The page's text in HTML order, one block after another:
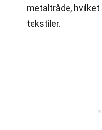
metaltråde,
tekstiler.